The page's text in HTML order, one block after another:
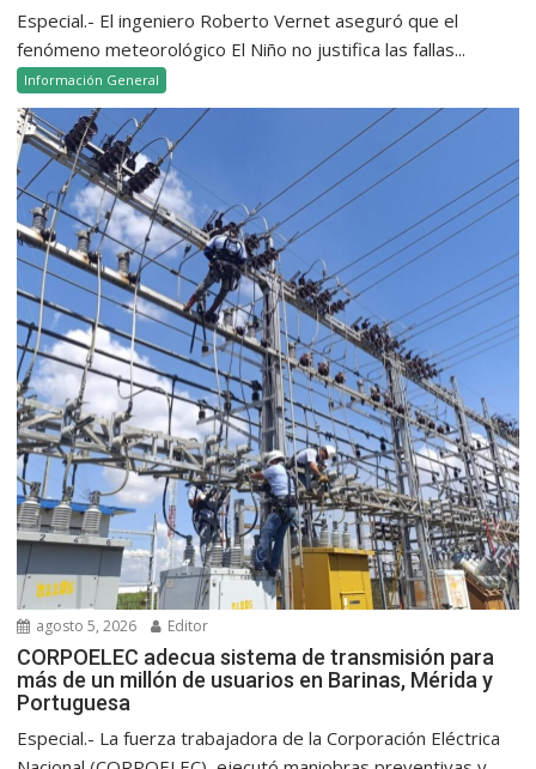
Especial.- El ingeniero Roberto Vernet aseguró que el
fenómeno meteorológico El Niño no justifica las fallas...
Información General
agosto 5, 2026 Editor
CORPOELEC adecua sistema de transmisión para
más de un millón de usuarios en Barinas, Mérida y
Portuguesa
Especial.- La fuerza trabajadora de la Corporación Eléctrica